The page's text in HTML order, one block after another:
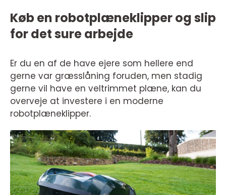
Køb en robotplæneklipper og slip
for det sure arbejde
Er du en af de have ejere som hellere end
gerne var græsslåning foruden, men stadig
gerne vil have en veltrimmet plæne, kan du
overveje at investere i en moderne
robotplæneklipper.